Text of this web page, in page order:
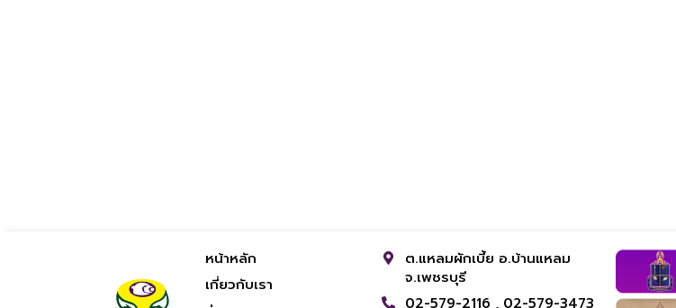
หน้าหลัก
เกี่ยวกับเรา
ต.แหลมผักเบี้ย อ.บ้านแหลม
จ.เพชรบุรี
02-579-2116 , 02-579-3473